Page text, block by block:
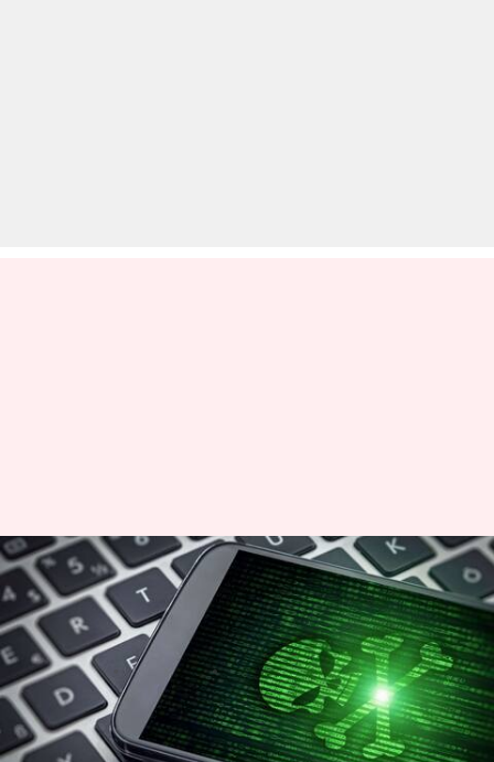
क्वालकॉम चिप में खामियों के कारण
करोड़ों एंड्रॉयड फोन पर मंडरा रहा
हैकिंग का खतरा
लेखन प्रमोद कुमार Aug 08, 2020 10:58 am
क्या है खबर?